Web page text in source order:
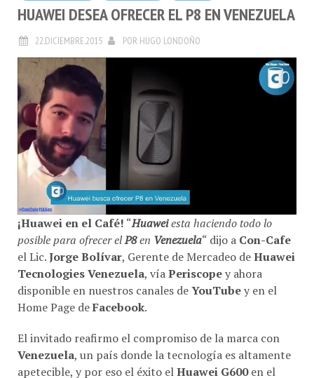
HUAWEI DESEA OFRECER EL P8 EN VENEZUELA
22.DICIEMBRE.2015 POR HUGO LONDOÑO
¡Huawei en el Café! “Huaweiesta haciendo todo lo
posible para ofrecer elP8en Venezuela“ dijo a Con-Cafe
el Lic. Jorge Bolívar , Gerente de Mercadeo deHuawei
Tecnologies Venezuela , vía Periscopey ahora
disponible en nuestros canales deYouTubey en el
Home Page deFacebook
El invitado reafirmo el compromiso de la marca con
Venezuela , un país donde la tecnología es altamente
apetecible, y por eso el éxito el Huawei G600en el